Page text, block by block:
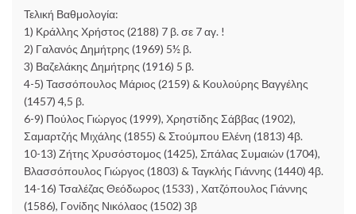
Τελική Βαθμολογία:
1) Κράλλης Χρήστος (2188) 7 β. σε 7 αγ. !
2) Γαλανός Δημήτρης (1969) 5½ β.
3) Βαζελάκης Δημήτρης (1916) 5 β.
4-5) Τασσόπουλος Μάριος (2159) & Κουλούρης Βαγγέλης
(1457) 4,5 β.
6-9) Πούλος Γιώργος (1999), Χρηστίδης Σάββας (1902),
Σαμαρτζής Μιχάλης (1855) & Στούμπου Ελένη (1813) 4β.
10-13) Ζήτης Χρυσόστομος (1425), Σπάλας Συμαιών (1704),
Βλασσόπουλος Γιώργος (1803) & Ταγκλής Γιάννης (1440) 4β.
14-16) Τσαλέζας Θεόδωρος (1533) , Χατζόπουλος Γιάννης
(1586), Γονίδης Νικόλαος (1502) 3β